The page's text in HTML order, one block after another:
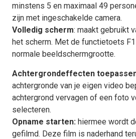
minstens 5 en maximaal 49
zijn met ingeschakelde camera.
Volledig scherm: maakt gebruikt
het scherm. Met de functietoets
normale beeldschermgrootte.
Achtergrondeffecten
achtergronde van je eigen video
achtergrond vervagen of een foto
selecteren.
Opname starten: hiermee wordt
gefilmd. Deze film is naderhand